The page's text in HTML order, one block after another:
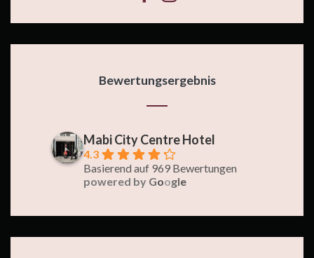
Bewertungsergebnis
Mabi City Centre Hotel
4.3
Basierend auf 969 Bewertungen
powered by Google